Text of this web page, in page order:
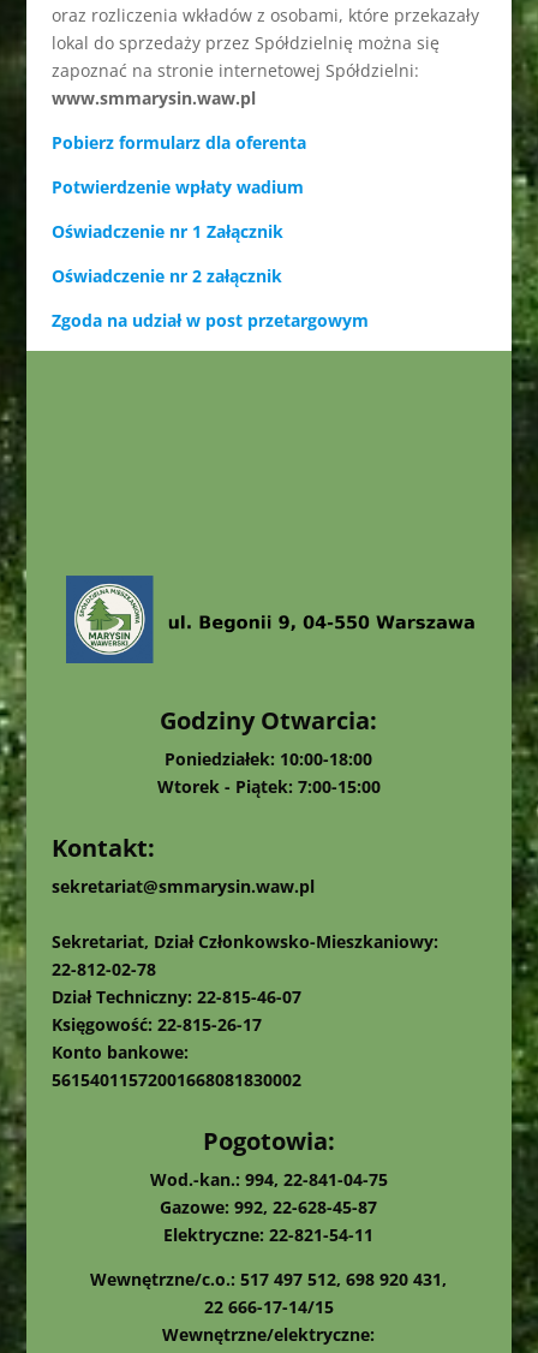
oraz rozliczenia wkładów z osobami, które przekazały
lokal do sprzedaży przez Spółdzielnię można się
zapoznać na stronie internetowej Spółdzielni:
www.smmarysin.waw.pl
Pobierz formularz dla oferenta
Potwierdzenie wpłaty wadium
Oświadczenie nr 1 Załącznik
Oświadczenie nr 2 załącznik
Zgoda na udział w post przetargowym
Godziny Otwarcia:
Poniedziałek: 10:00-18:00
Wtorek - Piątek: 7:00-15:00
Kontakt:
sekretariat@smmarysin.waw.pl
Sekretariat, Dział Członkowsko-Mieszkaniowy:
22-812-02-78
Dział Techniczny: 22-815-46-07
Księgowość: 22-815-26-17
Konto bankowe:
56154011572001668081830002
Pogotowia:
Wod.-kan.: 994, 22-841-04-75
Gazowe: 992, 22-628-45-87
Elektryczne: 22-821-54-11
Wewnętrzne/c.o.: 517 497 512, 698 920 431,
22 666-17-14/15
Wewnętrzne/elektryczne: